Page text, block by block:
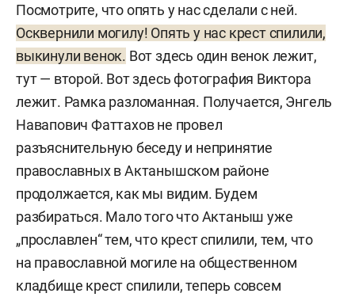
Посмотрите, что опять у нас сделали с ней.
Осквернили могилу! Опять у нас крест спилили,
выкинули венок. Вот здесь один венок лежит,
тут — второй. Вот здесь фотография Виктора
лежит. Рамка разломанная. Получается, Энгель
Навапович Фаттахов не провел
разъяснительную беседу и непринятие
православных в Актанышском районе
продолжается, как мы видим. Будем
разбираться. Мало того что Актаныш уже
„прославлен“ тем, что крест спилили, тем, что
на православной могиле на общественном
кладбище крест спилили, теперь совсем